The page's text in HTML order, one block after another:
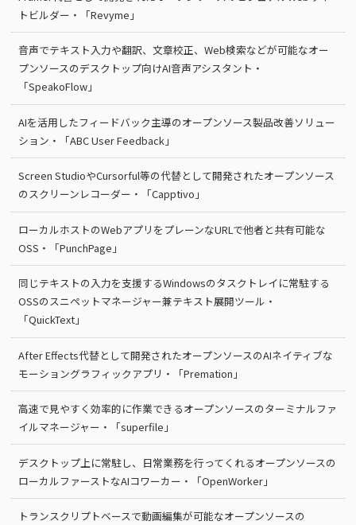
トビルダー・「Revyme」
音声でテキスト入力や翻訳、文章校正、Web検索などが可能なオー
プンソースのデスクトップ向けAI音声アシスタント・
「SpeakoFlow」
AIを活用したフィードバック主導のオープンソース製品改善ソリュー
ション・「ABC User Feedback」
Screen StudioやCursorful等の代替として開発されたオープンソース
のスクリーンレコーダー・「Capptivo」
ローカルホストのWebアプリをプレーンなURLで他者と共有可能な
OSS・「PunchPage」
同じテキストの入力を支援するWindowsのタスクトレイに常駐する
OSSのスニペットマネージャー兼テキスト展開ツール・
「QuickText」
After Effects代替として開発されたオープンソースのAIネイティブな
モーショングラフィックアプリ・「Premation」
高速で見やすく効率的に作業できるオープンソースのターミナルファ
イルマネージャー・「superfile」
デスクトップ上に常駐し、日常業務を行ってくれるオープンソースの
ローカルファーストなAIコワーカー・「OpenWorker」
トランスクリプトベースで動画編集が可能なオープンソースの